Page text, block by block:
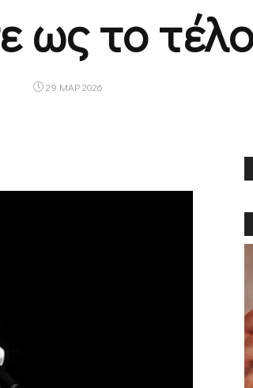
ως το
29 ΜΑΡ 2026